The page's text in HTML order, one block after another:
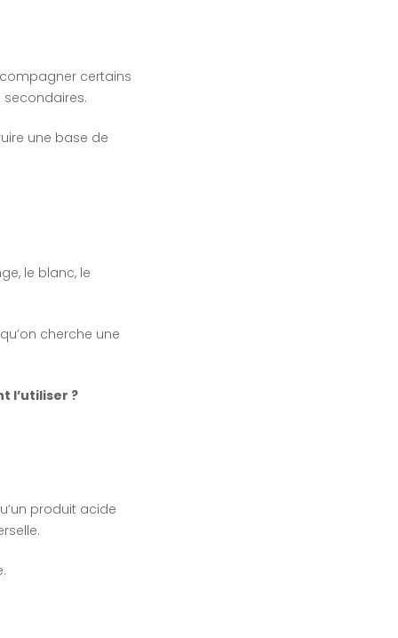
certains
une base de
le blanc, le
cherche une
l’utiliser ?
produit acide